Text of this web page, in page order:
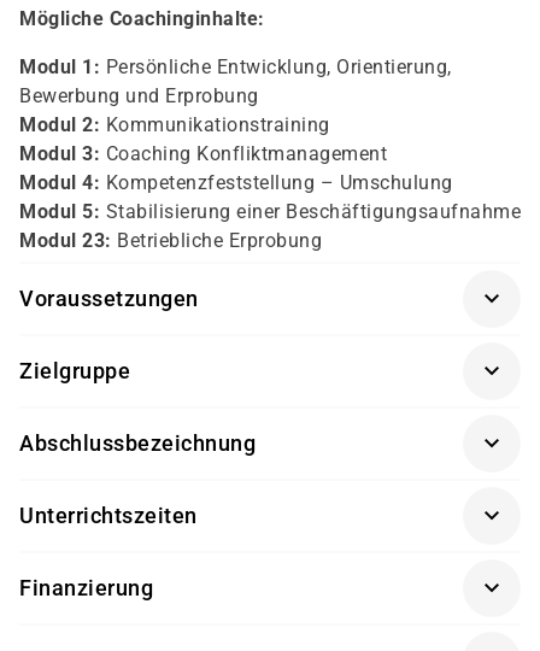
Mögliche Coachinginhalte:
Modul 1: Persönliche Entwicklung, Orientierung,
Bewerbung und Erprobung
Modul 2: Kommunikationstraining
Modul 3: Coaching Konfliktmanagement
Modul 4: Kompetenzfeststellung – Umschulung
Modul 5: Stabilisierung einer Beschäftigungsaufnahme
Modul 23: Betriebliche Erprobung
Voraussetzungen
Zielgruppe
Abschlussbezeichnung
Unterrichtszeiten
Finanzierung